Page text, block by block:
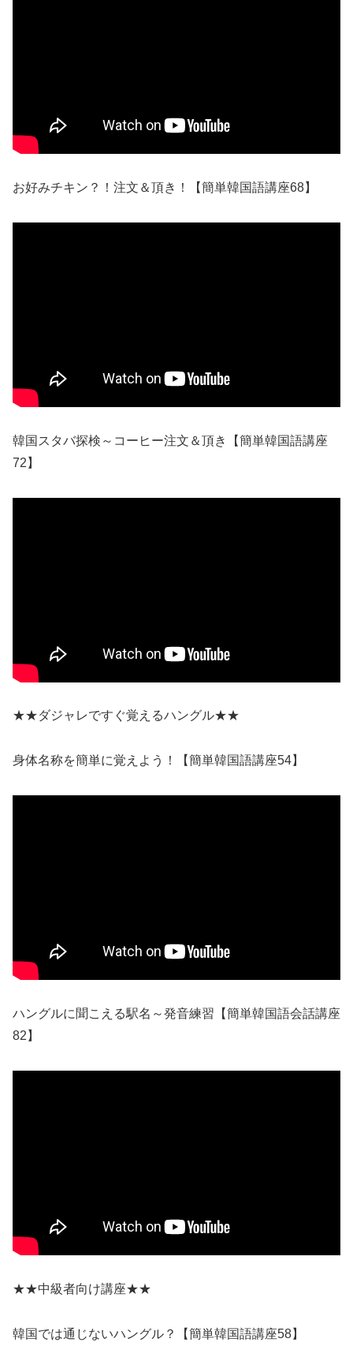
お好みチキン？！注文＆頂き！【簡単韓国語講座68】
韓国スタバ探検～コーヒー注文＆頂き【簡単韓国語講座
72】
★★ダジャレですぐ覚えるハングル★★
身体名称を簡単に覚えよう！【簡単韓国語講座54】
ハングルに聞こえる駅名～発音練習【簡単韓国語会話講座
82】
★★中級者向け講座★★
韓国では通じないハングル？【簡単韓国語講座58】